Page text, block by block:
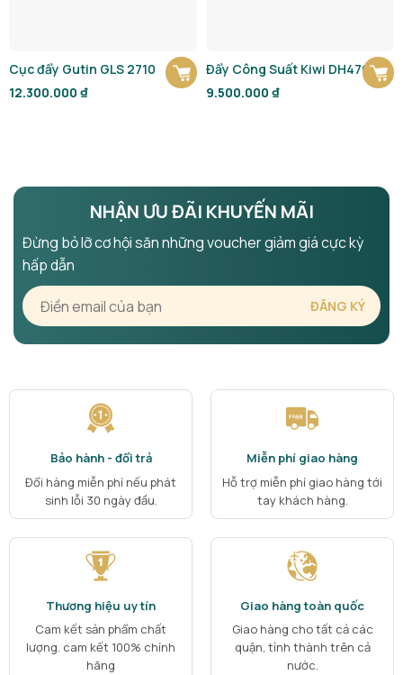
Cục đẩy Gutin GLS 2710
12.300.000 ₫
Đẩy Công Suất Kiwi DH4700
9.500.000 ₫
NHẬN ƯU ĐÃI KHUYẾN MÃI
Đừng bỏ lỡ cơ hội săn những voucher giảm giá cực kỳ
hấp dẫn
Bảo hành - đổi trả
Đổi hàng miễn phí nếu phát
sinh lỗi 30 ngày đầu.
Miễn phí giao hàng
Hỗ trợ miễn phí giao hàng tới
tay khách hàng.
Thương hiệu uy tín
Cam kết sản phẩm chất
lượng. cam kết 100% chính
hãng
Giao hàng toàn quốc
Giao hàng cho tất cả các
quận, tỉnh thành trên cả
nước.